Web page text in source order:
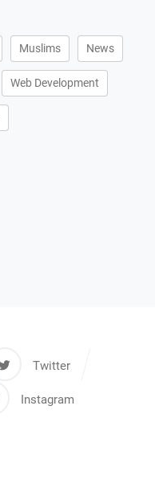
Muslims News
Web Development
Twitter
Instagram